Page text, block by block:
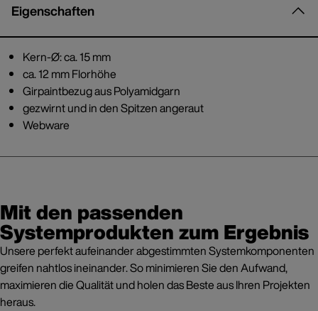
Eigenschaften
Kern-Ø: ca. 15 mm
ca. 12 mm Florhöhe
Girpaintbezug aus Polyamidgarn
gezwirnt und in den Spitzen angeraut
Webware
Mit den passenden
Systemprodukten zum Ergebnis
Unsere perfekt aufeinander abgestimmten Systemkomponenten
greifen nahtlos ineinander. So minimieren Sie den Aufwand,
maximieren die Qualität und holen das Beste aus Ihren Projekten
heraus.